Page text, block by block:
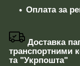
Оплата за
Доставка
транспортними
та "Укрпошта"